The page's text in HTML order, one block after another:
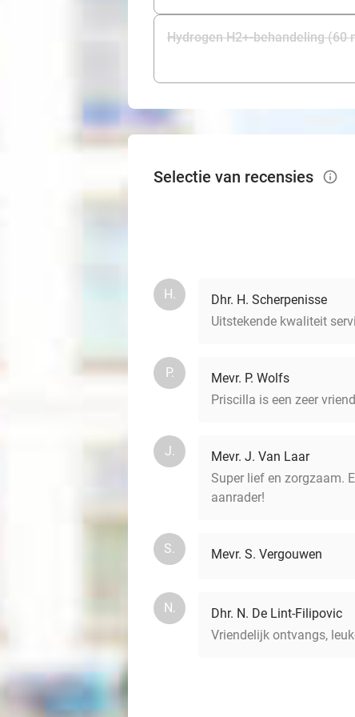
Hydrogen H2+-behandeling (60
Selectie van recensies info_outlined
H.
Dhr. H. Scherpenisse
Uitstekende kwaliteit
P.
Mevr. P. Wolfs
Priscilla is een zeer
J.
Mevr. J. Van Laar
Super lief en zorgzaam.
aanrader!
S. Mevr. S. Vergouwen
N.
Dhr. N. De Lint-Filipovic
Vriendelijk ontvangs,